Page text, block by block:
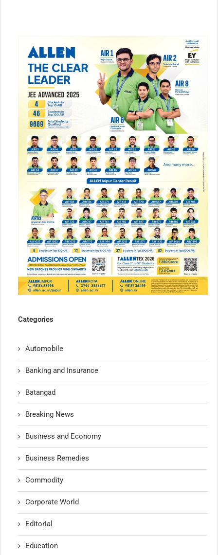
Categories
Automobile
Banking and Insurance
Batangad
Breaking News
Business and Economy
Business Remedies
Commodity
Corporate World
Editorial
Education